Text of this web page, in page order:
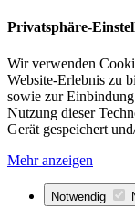
Privatsphäre-
Wir verwenden
Website-Erlebnis zu
sowie zur
Nutzung dieser
Gerät gespeichert
Mehr anzeigen
Notwendig